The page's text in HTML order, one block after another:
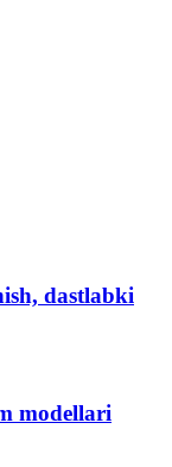
dastlabki
modellari